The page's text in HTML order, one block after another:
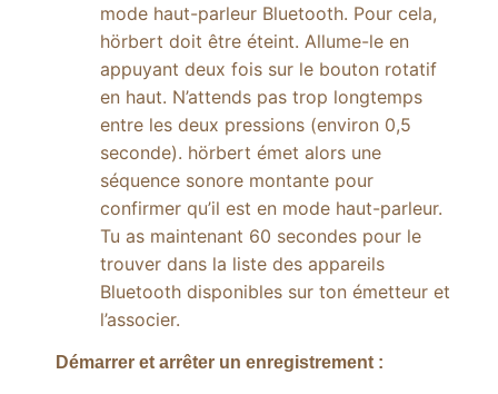
mode haut-parleur Bluetooth. Pour cela,
hörbert doit être éteint. Allume-le en
appuyant deux fois sur le bouton rotatif
en haut. N’attends pas trop longtemps
entre les deux pressions (environ 0,5
seconde). hörbert émet alors une
séquence sonore montante pour
confirmer qu’il est en mode haut-parleur.
Tu as maintenant 60 secondes pour le
trouver dans la liste des appareils
Bluetooth disponibles sur ton émetteur et
l’associer.
Démarrer et arrêter un enregistrement :